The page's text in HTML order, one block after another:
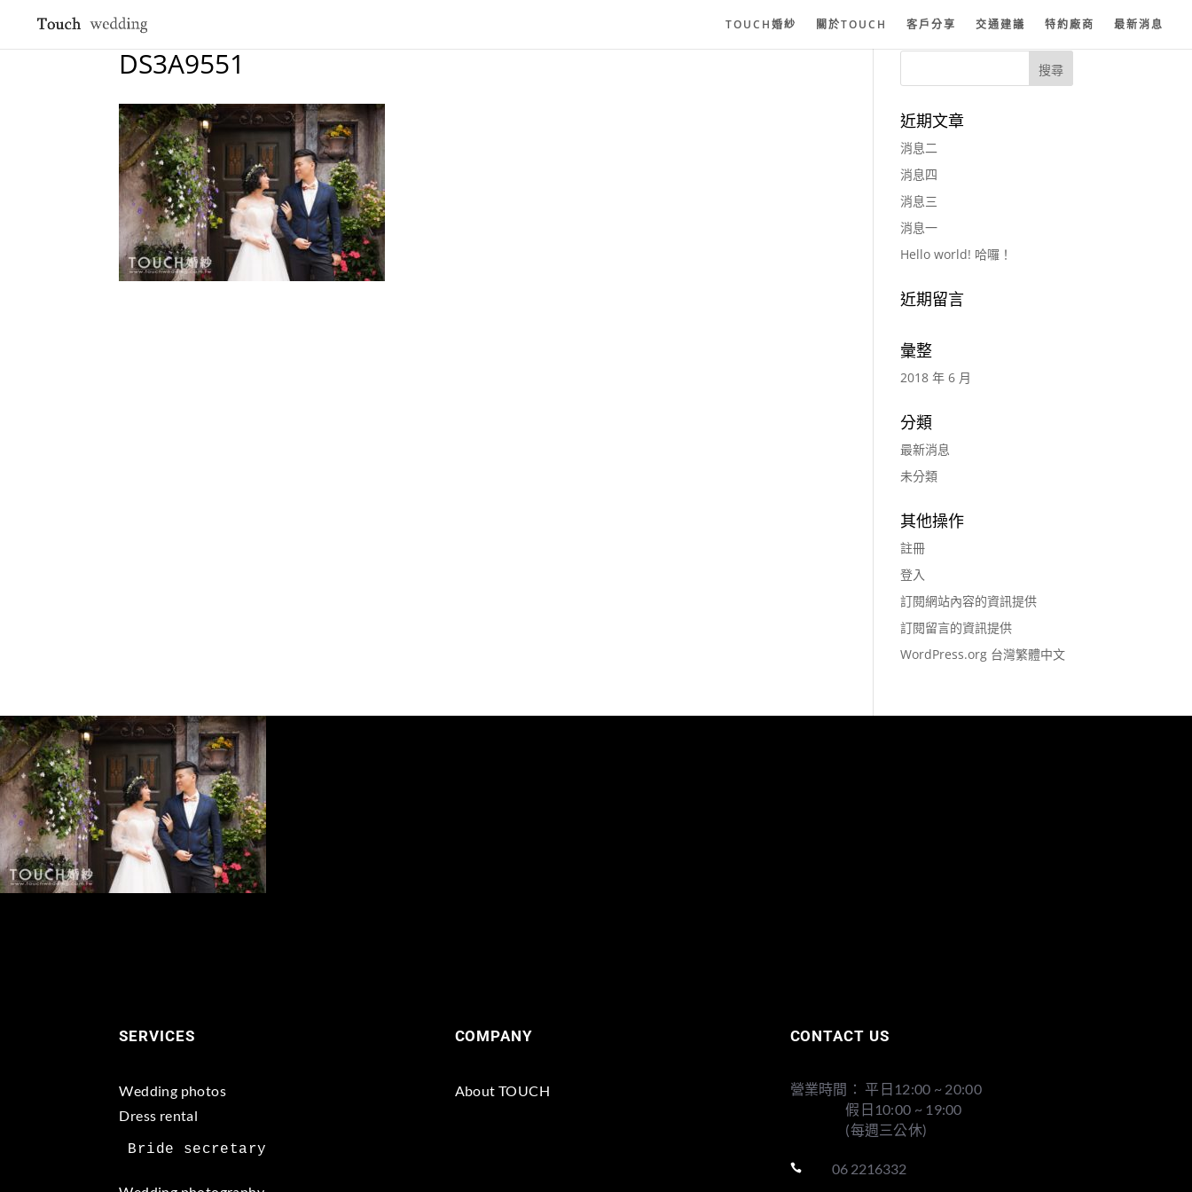
TOUCH婚紗 關於TOUCH 客戶分享 交通建議 特約廠商 最新消息
DS3A9551
近期文章
消息二
消息四
消息三
消息一
Hello world! 哈囉！
近期留言
彙整
2018 年 6 月
分類
最新消息
未分類
其他操作
註冊
登入
訂閱網站內容的資訊提供
訂閱留言的資訊提供
WordPress.org 台灣繁體中文
SERVICES
Wedding photos
Dress rental
COMPANY
About TOUCH
CONTACT US
營業時間： 平日12:00 ~ 20:00
假日10:00 ~ 19:00
(每週三公休)
 06 2216332